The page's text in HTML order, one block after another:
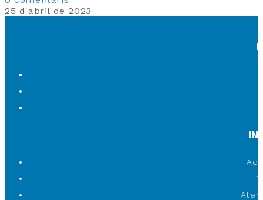
25 d'abril de 2023